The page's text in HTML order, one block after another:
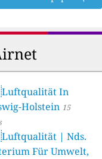
Luftqualität In
Holstein 15
Luftqualität | Nds.
Für Umwelt,